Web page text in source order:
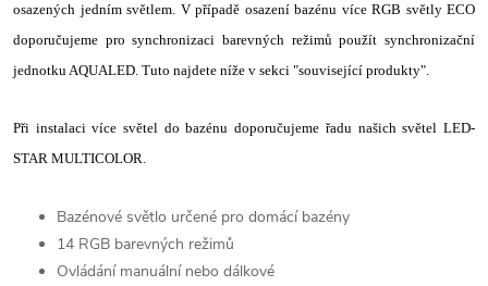
osazených jedním světlem. V případě osazení bazénu více RGB světly ECO
doporučujeme pro synchronizaci barevných režimů použít synchronizační
jednotku AQUALED. Tuto najdete níže v sekci "související produkty".
Při instalaci více světel do bazénu doporučujeme řadu našich světel LED-
STAR MULTICOLOR.
Bazénové světlo určené pro domácí bazény
14 RGB barevných režimů
Ovládání manuální nebo dálkové